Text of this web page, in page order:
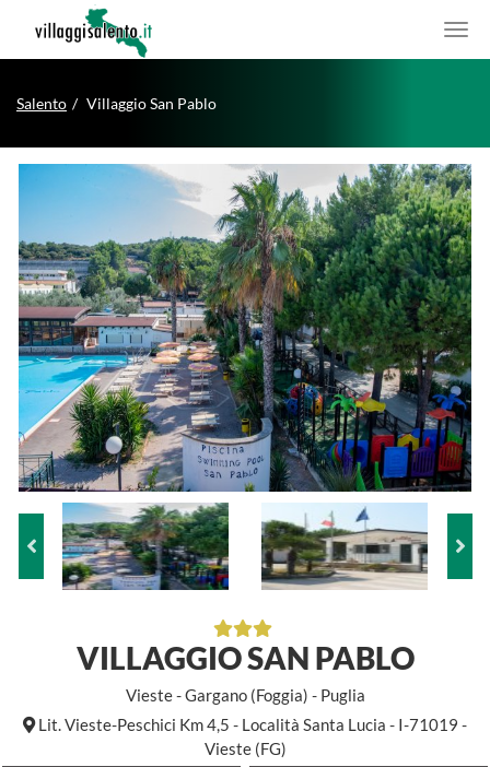
Salento Villaggio San Pablo
VILLAGGIO SAN PABLO
Vieste - Gargano (Foggia) - Puglia
Lit. Vieste-Peschici Km 4,5 - Località Santa Lucia - I-71019 -
Vieste (FG)